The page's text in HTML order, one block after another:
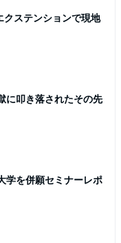
クステンションで現地
に叩き落されたその先
学を併願セミナーレポ